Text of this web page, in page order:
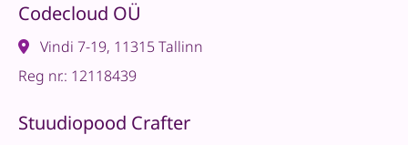
Codecloud OÜ
Vindi 7-19, 11315 Tallinn
Reg nr.: 12118439
Stuudiopood Crafter